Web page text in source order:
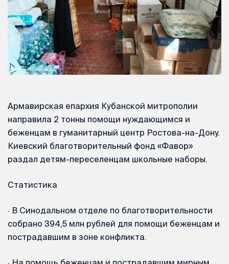
Армавирская епархия Кубанской митрополии
направила 2 тонны помощи нуждающимся и
беженцам в гуманитарный центр Ростова-на-Дону.
Киевский благотворительный фонд «Фавор»
раздал детям-переселенцам школьные наборы.
Статистика
· В Синодальном отделе по благотворительности
собрано 394,5 млн рублей для помощи беженцам и
пострадавшим в зоне конфликта.